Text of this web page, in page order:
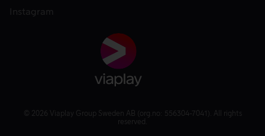
Instagram
© 2026 Viaplay Group Sweden AB (org.no: 556304-7041). All rights
reserved.